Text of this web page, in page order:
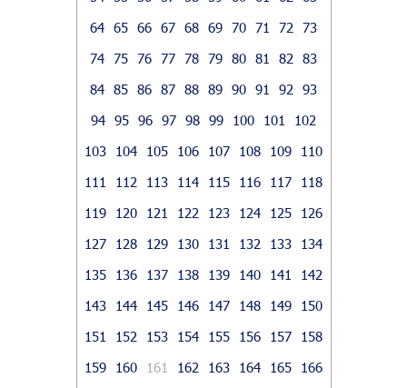
64 65 66 67 68 69 70 71 72
73
74 75 76 77 78 79 80 81 82
83
84 85 86 87 88 89 90 91 92
93
94 95 96 97 98 99 100 101
102
103
104 105 106 107 108 109
110
111
112 113 114 115 116 117
118
119
120 121 122 123 124 125
126
127
128 129 130 131 132 133
134
135
136 137 138 139 140 141
142
143
144 145 146 147 148 149
150
151
152 153 154 155 156 157
158
159
160 161 162 163 164 165
166